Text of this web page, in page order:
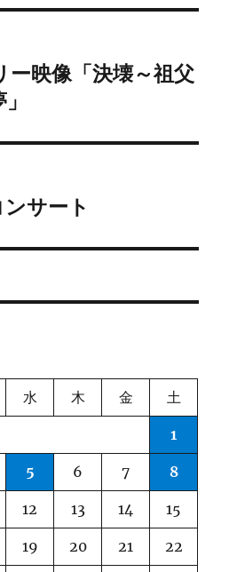
ー映像「決壊～祖父
サート
水 木 金 土
1
5 6 7 8
12 13 14 15
19 20 21 22